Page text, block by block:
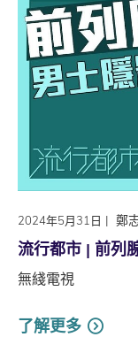
2024年5月31日 | 鄭
流行都市 | 前列
無綫電視
了解更多